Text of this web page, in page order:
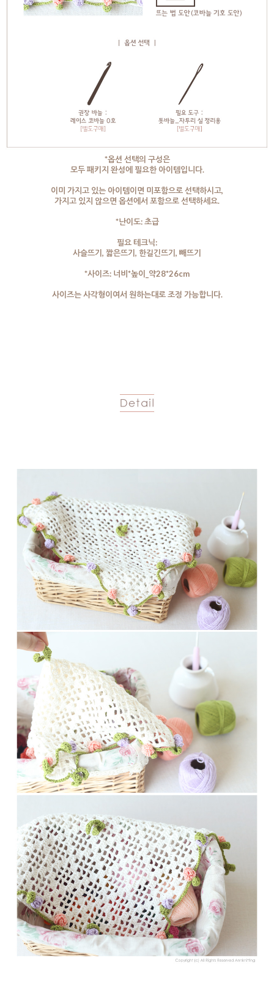
*옵션 선택의 구성은
모두 패키지 완성에 필요한 아이템입니다.
이미 가지고 있는 아이템이면 미포함으로 선택하시고,
가지고 있지 않으면 옵션에서 포함으로 선택하세요.
*난이도: 초급
필요 테크닉:
사슬뜨기, 짧은뜨기, 한길긴뜨기, 빼뜨기
*사이즈: 너비*높이_약28*26cm
사이즈는 사각형이여서 원하는대로 조정 가능합니다.